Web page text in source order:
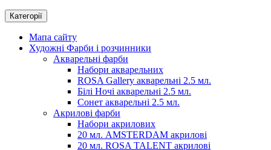
Категорії
Мапа сайту
Художні Фарби і розчинники
Акварельні фарби
Набори акварельних
ROSA Gallery акварельні 2.5 мл.
Білі Ночі акварельні 2.5 мл.
Сонет акварельні 2.5 мл.
Акрилові фарби
Набори акрилових
20 мл. AMSTERDAM акрилові
20 мл. ROSA TALENT акрилові